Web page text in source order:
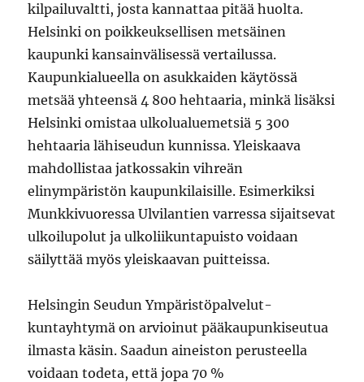
kilpailuvaltti, josta kannattaa pitää huolta.
Helsinki on poikkeuksellisen metsäinen
kaupunki kansainvälisessä vertailussa.
Kaupunkialueella on asukkaiden käytössä
metsää yhteensä 4 800 hehtaaria, minkä lisäksi
Helsinki omistaa ulkolualuemetsiä 5 300
hehtaaria lähiseudun kunnissa. Yleiskaava
mahdollistaa jatkossakin vihreän
elinympäristön kaupunkilaisille. Esimerkiksi
Munkkivuoressa Ulvilantien varressa sijaitsevat
ulkoilupolut ja ulkoliikuntapuisto voidaan
säilyttää myös yleiskaavan puitteissa.
Helsingin Seudun Ympäristöpalvelut-
kuntayhtymä on arvioinut pääkaupunkiseutua
ilmasta käsin. Saadun aineiston perusteella
voidaan todeta, että jopa 70 %